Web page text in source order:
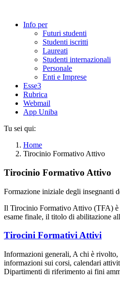
Info per
Futuri studenti
Studenti iscritti
Laureati
Studenti internazionali
Personale
Enti e Imprese
Esse3
Rubrica
Webmail
App Uniba
Tu sei qui:
Home
Tirocinio Formativo Attivo
Tirocinio Formativo Attivo
Formazione iniziale degli insegnanti
Il Tirocinio Formativo Attivo (TFA) è
esame finale, il titolo di abilitazione
Tirocini Formativi Attivi
Informazioni generali, A chi è
informazioni sui corsi, calendari
Dipartimenti di riferimento ai fini